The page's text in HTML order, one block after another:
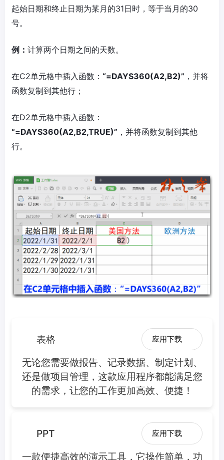
起始日期和终止日期为某月的31日时，等于当月的30
号。
例： 计算两个日期之间的天数。
在C2单元格中插入函数： “=DAYS360(A2,B2)” ，并将
函数复制到其他行；
在D2单元格中插入函数：
“=DAYS360(A2,B2,TRUE)” ，并将函数复制到其他
行。
表格 应用下载
无论您需要做报告、记录数据、制定计划、
还是做项目管理，这款应用程序都能满足您
的需求，让您的工作更加高效、便捷！
PPT 应用下载
一款便捷高效的演示工具，它操作简单，功